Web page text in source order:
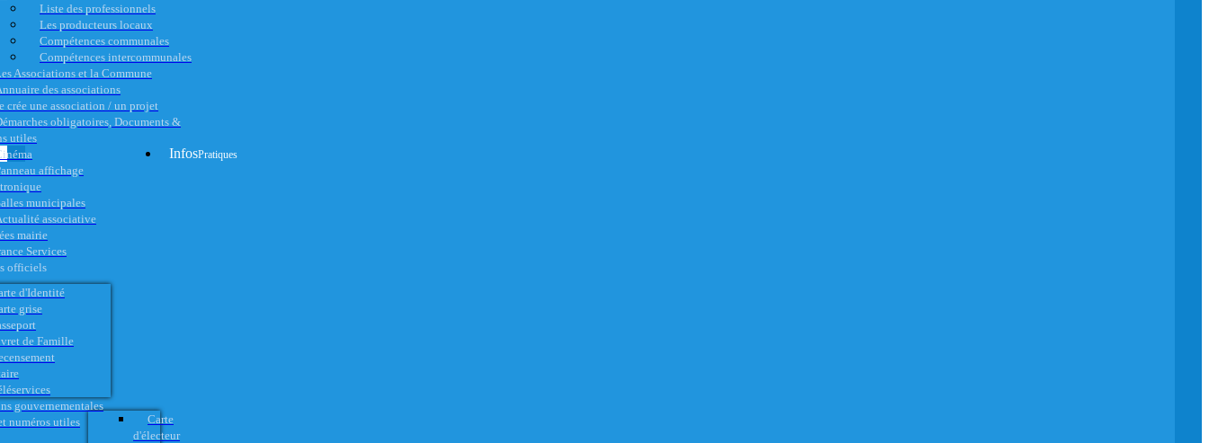
Liste des professionnels
Les producteurs locaux
Compétences communales
Compétences intercommunales
Associations et la Commune
des associations
crée une association / un projet
obligatoires, Documents &
utiles
affichage
municipales
associative
InfosPratiques
mairie
Services
officiels
d'Identité
grise
de Famille
gouvernementales
numéros utiles
Carte
d'électeur